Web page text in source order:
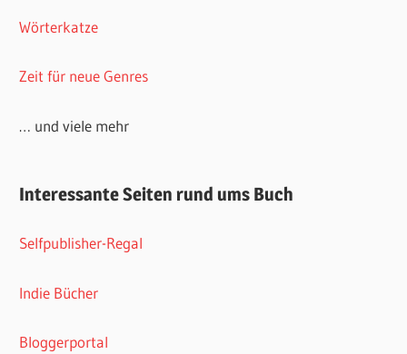
Wörterkatze
Zeit für neue Genres
… und viele mehr
Interessante Seiten rund ums Buch
Selfpublisher-Regal
Indie Bücher
Bloggerportal